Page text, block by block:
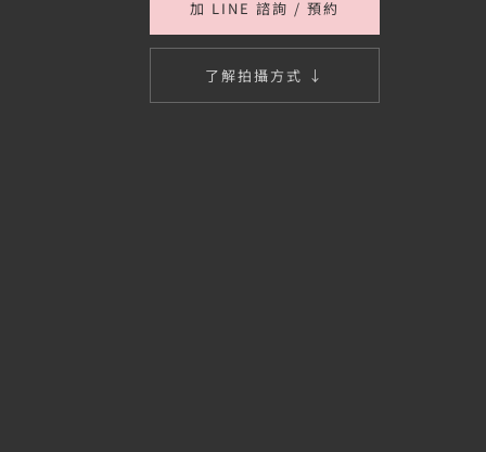
加 LINE 諮詢 / 預約
了解拍攝方式 ↓